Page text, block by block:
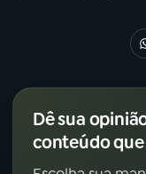
Dê sua
conteúdo que